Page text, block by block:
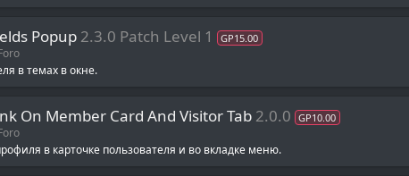
Popup 2.3.0 Patch Level 1 GP15.00
в темах в окне.
On Member Card And Visitor Tab 2.0.0 GP10.00
в карточке пользователя и во вкладке меню.